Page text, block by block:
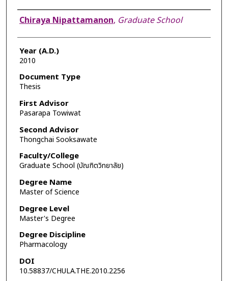
Author
Chiraya Nipattamanon, Graduate School
Year (A.D.)
2010
Document Type
Thesis
First Advisor
Pasarapa Towiwat
Second Advisor
Thongchai Sooksawate
Faculty/College
Graduate School (บัณฑิตวิทยาลัย)
Degree Name
Master of Science
Degree Level
Master's Degree
Degree Discipline
Pharmacology
DOI
10.58837/CHULA.THE.2010.2256